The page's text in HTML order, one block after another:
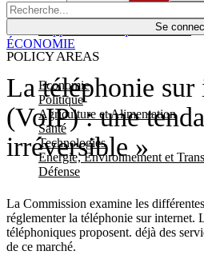
Se
POLICY AREAS
Economie
Politique
Agriculture et Alimentation
Santé
Technologies
Energie, Environnement et
Défense
Économie
La téléphonie sur
(VoIP) : une
irréversible »
La Commission examine les
réglementer la téléphonie sur internet.
téléphoniques proposent. déjà des
de ce marché.
ÉCONOMIE